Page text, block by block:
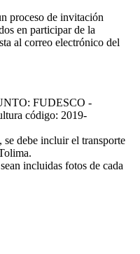
proceso de invitación
en participar de la
al correo electrónico del
FUDESCO -
código: 2019-
debe incluir el transporte
incluidas fotos de cada